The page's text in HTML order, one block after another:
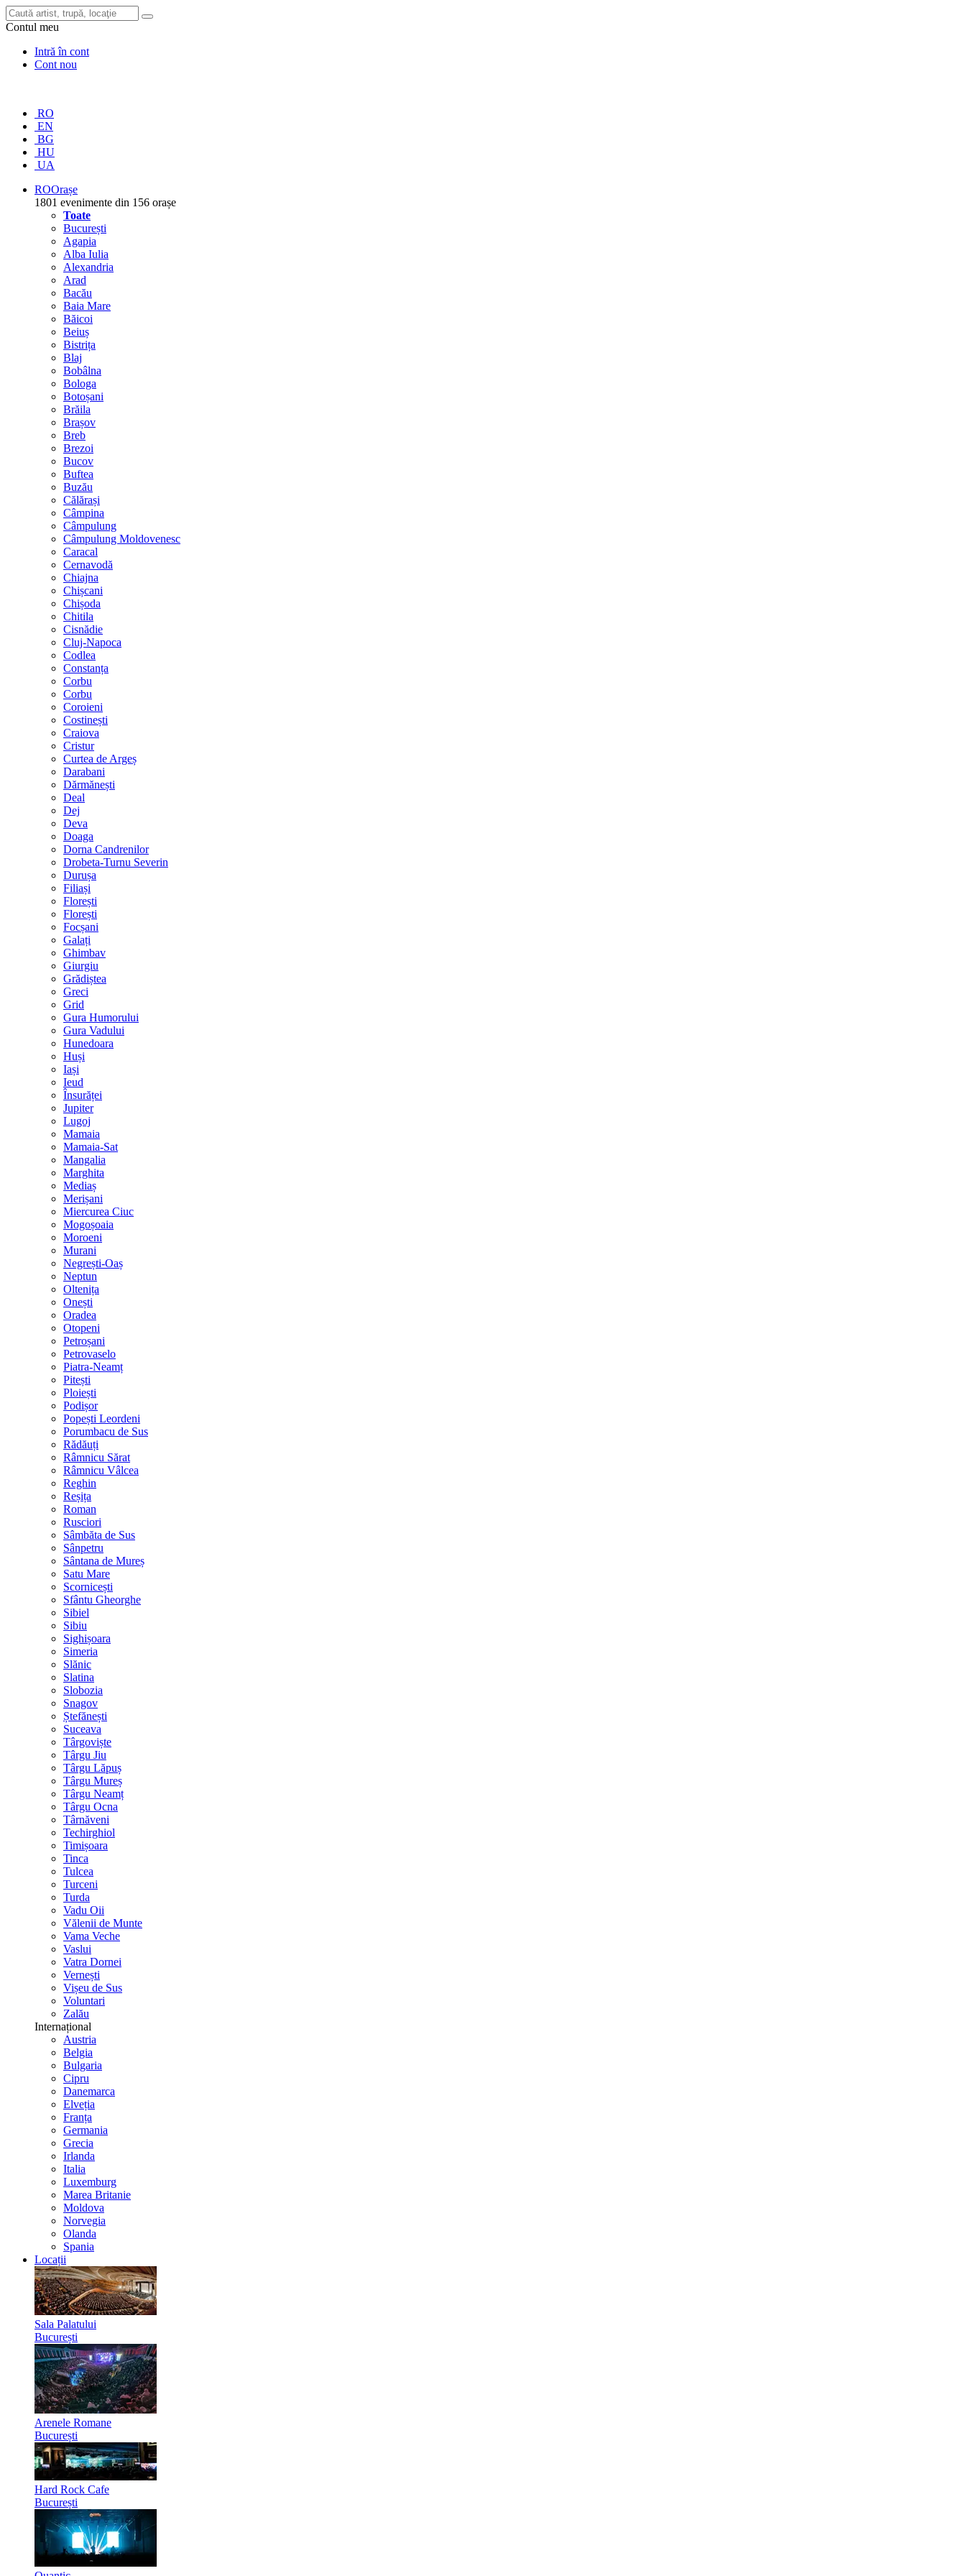
Contul meu
Intră în cont
Cont nou
RO
EN
BG
HU
UA
ROOrașe
1801 evenimente din 156 orașe
Toate
București
Agapia
Alba Iulia
Alexandria
Arad
Bacău
Baia Mare
Băicoi
Beiuș
Bistrița
Blaj
Bobâlna
Bologa
Botoșani
Brăila
Brașov
Breb
Brezoi
Bucov
Buftea
Buzău
Călărași
Câmpina
Câmpulung
Câmpulung Moldovenesc
Caracal
Cernavodă
Chiajna
Chișcani
Chișoda
Chitila
Cisnădie
Cluj-Napoca
Codlea
Constanța
Corbu
Corbu
Coroieni
Costinești
Craiova
Cristur
Curtea de Argeș
Darabani
Dărmănești
Deal
Dej
Deva
Doaga
Dorna Candrenilor
Drobeta-Turnu Severin
Durușa
Filiași
Florești
Florești
Focșani
Galați
Ghimbav
Giurgiu
Grădiștea
Greci
Grid
Gura Humorului
Gura Vadului
Hunedoara
Huși
Iași
Ieud
Însurăței
Jupiter
Lugoj
Mamaia
Mamaia-Sat
Mangalia
Marghita
Mediaș
Merișani
Miercurea Ciuc
Mogoșoaia
Moroeni
Murani
Negrești-Oaș
Neptun
Oltenița
Onești
Oradea
Otopeni
Petroșani
Petrovaselo
Piatra-Neamț
Pitești
Ploiești
Podișor
Popești Leordeni
Porumbacu de Sus
Rădăuți
Râmnicu Sărat
Râmnicu Vâlcea
Reghin
Reșița
Roman
Rusciori
Sâmbăta de Sus
Sânpetru
Sântana de Mureș
Satu Mare
Scornicești
Sfântu Gheorghe
Sibiel
Sibiu
Sighișoara
Simeria
Slănic
Slatina
Slobozia
Snagov
Ștefănești
Suceava
Târgoviște
Târgu Jiu
Târgu Lăpuș
Târgu Mureș
Târgu Neamț
Târgu Ocna
Târnăveni
Techirghiol
Timișoara
Tinca
Tulcea
Turceni
Turda
Vadu Oii
Vălenii de Munte
Vama Veche
Vaslui
Vatra Dornei
Vernești
Vișeu de Sus
Voluntari
Zalău
Internațional
Austria
Belgia
Bulgaria
Cipru
Danemarca
Elveția
Franța
Germania
Grecia
Irlanda
Italia
Luxemburg
Marea Britanie
Moldova
Norvegia
Olanda
Spania
Locații
Sala Palatului
București
Arenele Romane
București
Hard Rock Cafe
București